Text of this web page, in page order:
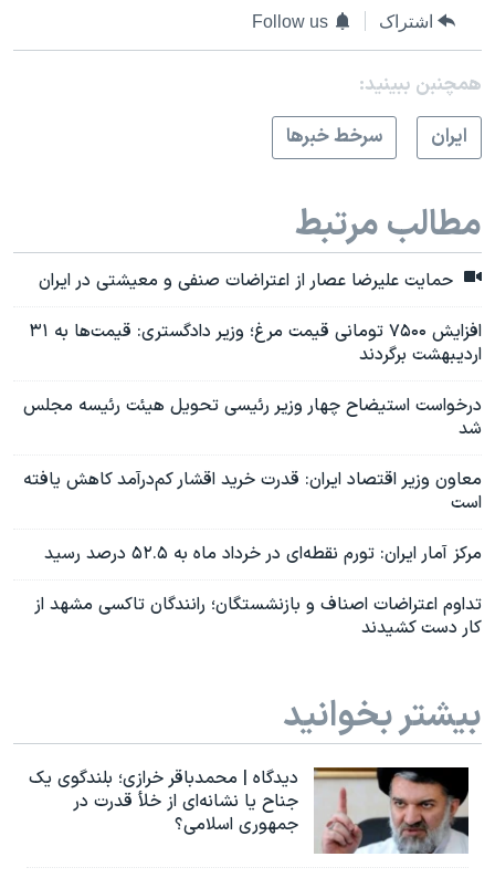
اشتراک Follow us
همچنبن ببینید:
ايران
سرخط خبرها
مطالب مرتبط
حمایت علیرضا عصار از اعتراضات صنفی و معیشتی در ایران
افزایش ۷۵۰۰ تومانی قیمت مرغ؛ وزیر دادگستری: قیمت‌ها به ۳۱
اردیبهشت برگردند
درخواست استیضاح چهار وزیر رئیسی تحویل هیئت رئیسه مجلس
شد
معاون وزیر اقتصاد ایران: قدرت خرید اقشار کم‌درآمد کاهش یافته
است
مرکز آمار ایران: تورم نقطه‌ای در خرداد ماه به ۵۲.۵ درصد رسید
تداوم اعتراضات اصناف و بازنشستگان؛ رانندگان تاکسی مشهد از
کار دست کشیدند
بیشتر بخوانید
دیدگاه | محمدباقر خرازی؛ بلندگوی یک
جناح یا نشانه‌ای از خلأ قدرت در
جمهوری اسلامی؟